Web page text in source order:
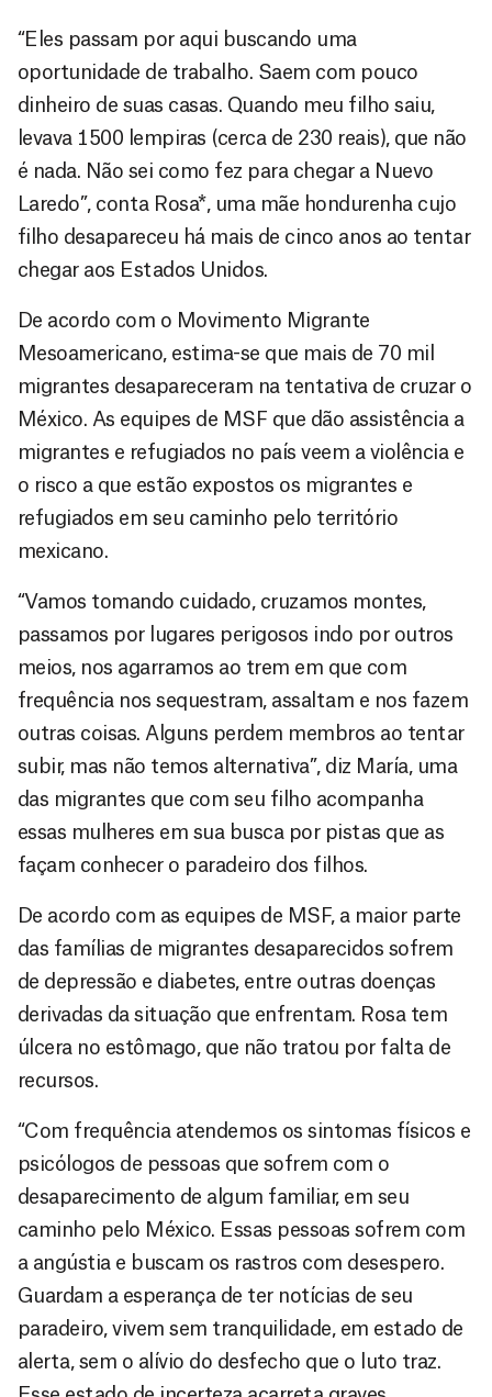
“Eles passam por aqui buscando uma
oportunidade de trabalho. Saem com pouco
dinheiro de suas casas. Quando meu filho saiu,
levava 1500 lempiras (cerca de 230 reais), que não
é nada. Não sei como fez para chegar a Nuevo
Laredo”, conta Rosa*, uma mãe hondurenha cujo
filho desapareceu há mais de cinco anos ao tentar
chegar aos Estados Unidos.
De acordo com o Movimento Migrante
Mesoamericano, estima-se que mais de 70 mil
migrantes desapareceram na tentativa de cruzar o
México. As equipes de MSF que dão assistência a
migrantes e refugiados no país veem a violência e
o risco a que estão expostos os migrantes e
refugiados em seu caminho pelo território
mexicano.
“Vamos tomando cuidado, cruzamos montes,
passamos por lugares perigosos indo por outros
meios, nos agarramos ao trem em que com
frequência nos sequestram, assaltam e nos fazem
outras coisas. Alguns perdem membros ao tentar
subir, mas não temos alternativa”, diz María, uma
das migrantes que com seu filho acompanha
essas mulheres em sua busca por pistas que as
façam conhecer o paradeiro dos filhos.
De acordo com as equipes de MSF, a maior parte
das famílias de migrantes desaparecidos sofrem
de depressão e diabetes, entre outras doenças
derivadas da situação que enfrentam. Rosa tem
úlcera no estômago, que não tratou por falta de
recursos.
“Com frequência atendemos os sintomas físicos e
psicólogos de pessoas que sofrem com o
desaparecimento de algum familiar, em seu
caminho pelo México. Essas pessoas sofrem com
a angústia e buscam os rastros com desespero.
Guardam a esperança de ter notícias de seu
paradeiro, vivem sem tranquilidade, em estado de
alerta, sem o alívio do desfecho que o luto traz.